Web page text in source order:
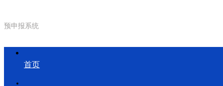
预申报系统
首页